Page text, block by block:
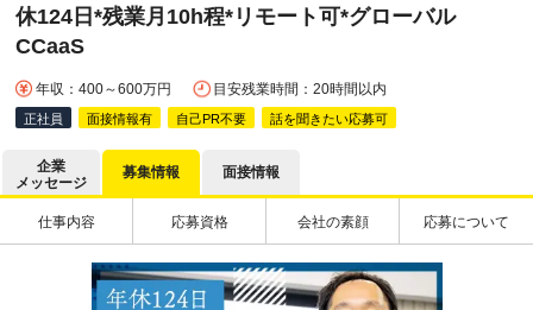
休124日*残業月10h程*リモート可*グローバル
CCaaS
年収：400～600万円 目安残業時間：20時間以内
正社員 面接情報有 自己PR不要 話を聞きたい応募可
企業
メッセージ
募集情報 面接情報
仕事内容 応募資格 会社の素顔 応募について